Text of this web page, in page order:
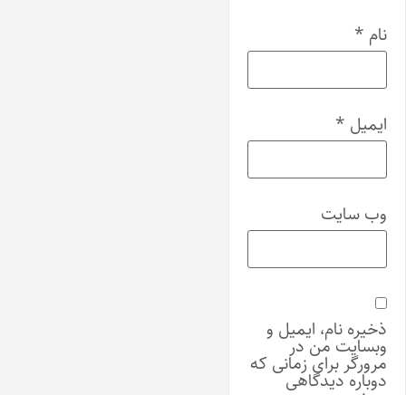
نام *
ایمیل *
وب‌ سایت
ذخیره نام، ایمیل و
وبسایت من در
مرورگر برای زمانی که
دوباره دیدگاهی